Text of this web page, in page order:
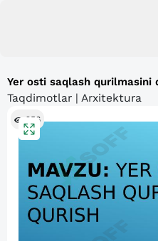
Yer osti saqlash qurilmasini
Taqdimotlar | Arxitektura
256